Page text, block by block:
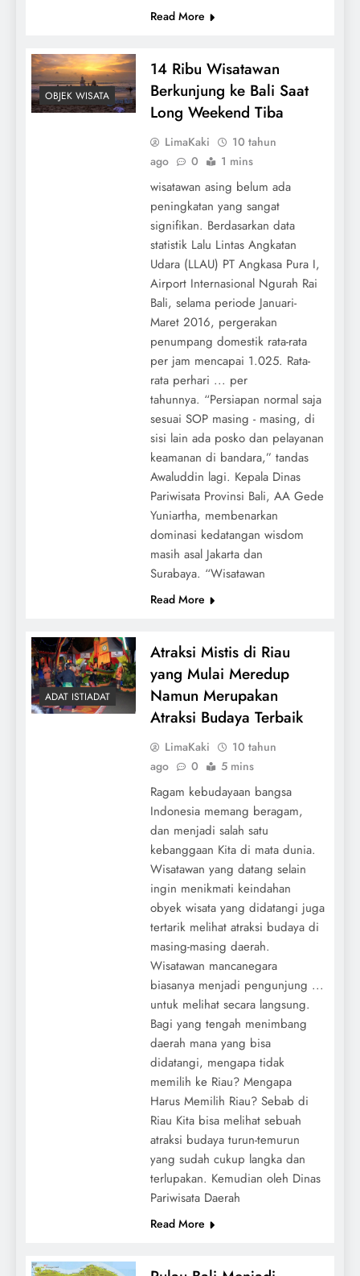
Read More
OBJEK WISATA
14 Ribu Wisatawan
Berkunjung ke Bali Saat
Long Weekend Tiba
LimaKaki
10 tahun
ago
0 1 mins
wisatawan asing belum ada
peningkatan yang sangat
signifikan. Berdasarkan data
statistik Lalu Lintas Angkatan
Udara (LLAU) PT Angkasa Pura I,
Airport Internasional Ngurah Rai
Bali, selama periode Januari-
Maret 2016, pergerakan
penumpang domestik rata-rata
per jam mencapai 1.025. Rata-
rata perhari ... per
tahunnya. “Persiapan normal saja
sesuai SOP masing - masing, di
sisi lain ada posko dan pelayanan
keamanan di bandara,” tandas
Awaluddin lagi. Kepala Dinas
Pariwisata Provinsi Bali, AA Gede
Yuniartha, membenarkan
dominasi kedatangan wisdom
masih asal Jakarta dan
Surabaya. “Wisatawan
Read More
ADAT ISTIADAT
Atraksi Mistis di Riau
yang Mulai Meredup
Namun Merupakan
Atraksi Budaya Terbaik
LimaKaki
10 tahun
ago
0 5 mins
Ragam kebudayaan bangsa
Indonesia memang beragam,
dan menjadi salah satu
kebanggaan Kita di mata dunia.
Wisatawan yang datang selain
ingin menikmati keindahan
obyek wisata yang didatangi juga
tertarik melihat atraksi budaya di
masing-masing daerah.
Wisatawan mancanegara
biasanya menjadi pengunjung ...
untuk melihat secara langsung.
Bagi yang tengah menimbang
daerah mana yang bisa
didatangi, mengapa tidak
memilih ke Riau? Mengapa
Harus Memilih Riau? Sebab di
Riau Kita bisa melihat sebuah
atraksi budaya turun-temurun
yang sudah cukup langka dan
terlupakan. Kemudian oleh Dinas
Pariwisata Daerah
Read More